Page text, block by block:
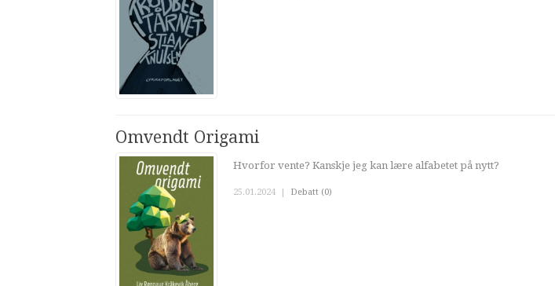
Omvendt Origami
Hvorfor vente? Kanskje jeg kan lære alfabetet på nytt?
25.01.2024 Debatt (0)